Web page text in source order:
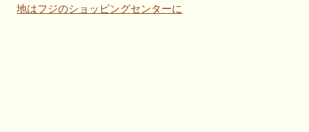
地はフジのショッピングセンターに